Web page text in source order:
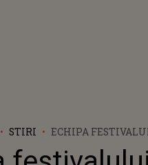
STIRI
ECHIPA
RUSIEI NU VOR FI